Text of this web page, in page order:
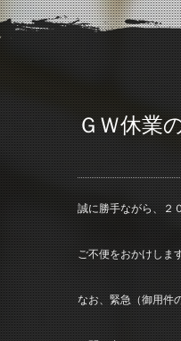
ＧＷ休業
誠に勝手ながら、２
ご不便をおかけしま
なお、緊急（御用件